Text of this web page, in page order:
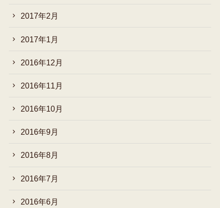
2017年2月
2017年1月
2016年12月
2016年11月
2016年10月
2016年9月
2016年8月
2016年7月
2016年6月